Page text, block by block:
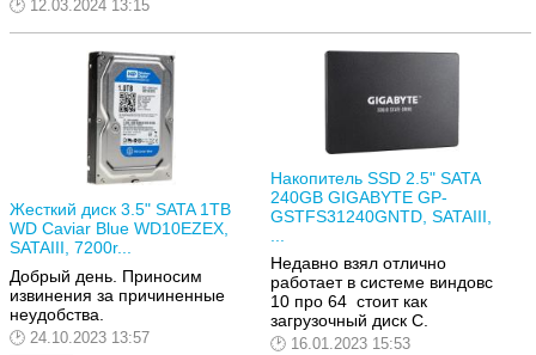
12.03.2024 13:15
Жесткий диск 3.5" SATA 1TB
WD Caviar Blue WD10EZEX,
SATAIII, 7200r...
Добрый день. Приносим
извинения за причиненные
неудобства.
24.10.2023 13:57
Накопитель SSD 2.5" SATA
240GB GIGABYTE GP-
GSTFS31240GNTD, SATAIII,
Недавно взял отлично
работает в системе виндовс
10 про 64 стоит как
загрузочный диск С.
16.01.2023 15:53